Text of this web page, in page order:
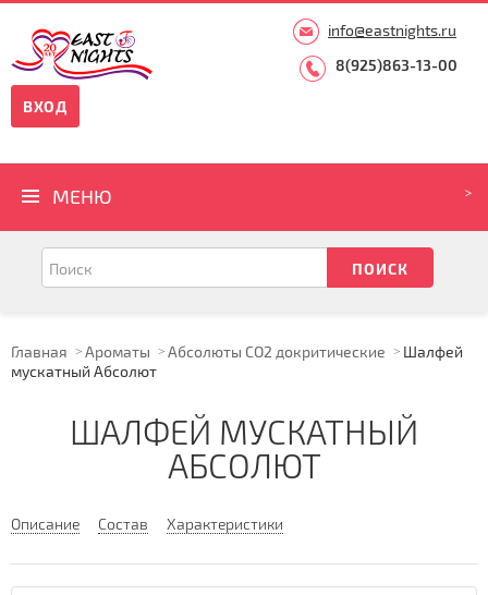
info@eastnights.ru
8(925)863-13-00
ВХОД
МЕНЮ
Главная Ароматы Абсолюты CO2 докритические
Шалфей
мускатный Абсолют
ШАЛФЕЙ МУСКАТНЫЙ
АБСОЛЮТ
Описание Состав Характеристики